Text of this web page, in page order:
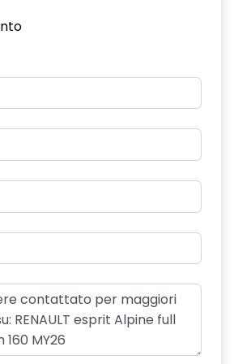
a copertura di rete;
4G/5G a seconda del veicolo
LED anteriore e posteriore